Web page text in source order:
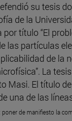
su tesis
de la
título “El
las partículas
de la
La
Masi. El título
una de las
de manifiesto la